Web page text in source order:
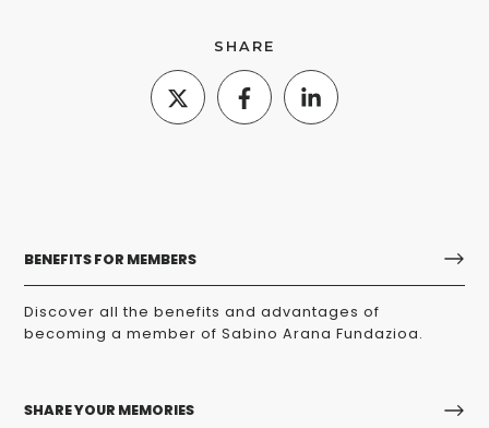
SHARE
BENEFITS FOR MEMBERS
Discover all the benefits and advantages of
becoming a member of Sabino Arana Fundazioa.
SHARE YOUR MEMORIES